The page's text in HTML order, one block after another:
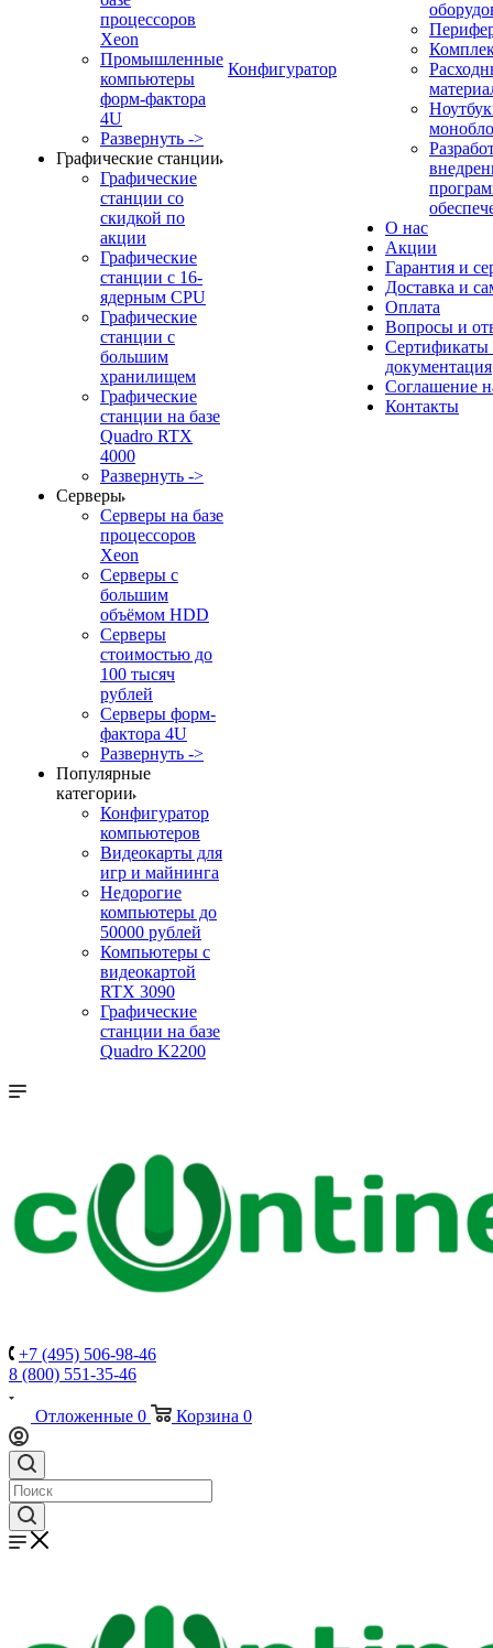
процессоров
Xeon
Промышленные
компьютеры
форм-фактора
4U
Развернуть ->
Графические станции
Графические
станции со
скидкой по
акции
Графические
станции с 16-
ядерным CPU
Графические
станции с
большим
хранилищем
Графические
станции на базе
Quadro RTX
4000
Развернуть ->
Серверы
Серверы на базе
процессоров
Xeon
Серверы с
большим
объёмом HDD
Серверы
стоимостью до
100 тысяч
рублей
Серверы форм-
фактора 4U
Развернуть ->
Популярные
категории
Конфигуратор
компьютеров
Видеокарты для
игр и майнинга
Недорогие
компьютеры до
50000 рублей
Компьютеры с
видеокартой
RTX 3090
Графические
станции на базе
Quadro K2200
Конфигуратор
О нас
Акции
Гарантия и
Доставка и
Оплата
Вопросы и
Сертификаты
документация
Соглашение
Контакты
+7 (495) 506-98-46
8 (800) 551-35-46
Отложенные 0 Корзина 0